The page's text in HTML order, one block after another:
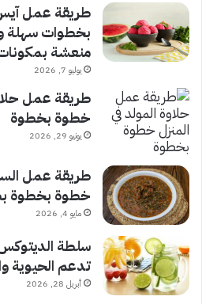
طريقة عمل آيس
بخطوات سهلة
منعشة
يوليو 7, 2026
طريقة عمل
خطوة بخطوة
يونيو 29, 2026
طريقة عمل
خطوة بخطوة
مايو 4, 2026
سلطة
تدعم الحيوية
أبريل 28, 2026